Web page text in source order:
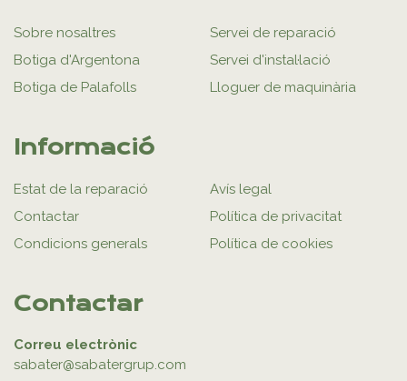
Sobre nosaltres
Botiga d'Argentona
Botiga de Palafolls
Servei de reparació
Servei d'instal·lació
Lloguer de maquinària
Informació
Estat de la reparació
Contactar
Condicions generals
Avís legal
Política de privacitat
Política de cookies
Contactar
Correu electrònic
sabater@sabatergrup.com